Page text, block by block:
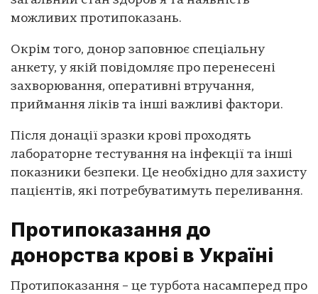
можливих протипоказань.
Окрім того, донор заповнює спеціальну
анкету, у якій повідомляє про перенесені
захворювання, оперативні втручання,
приймання ліків та інші важливі фактори.
Після донації зразки крові проходять
лабораторне тестування на інфекції та інші
показники безпеки. Це необхідно для захисту
пацієнтів, які потребуватимуть переливання.
Протипоказання до
донорства крові в Україні
Протипоказання – це турбота насамперед про